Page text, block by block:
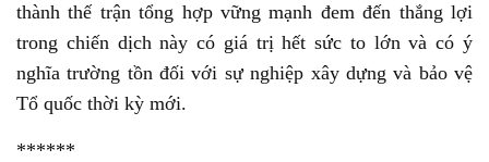
thành thế trận tổng hợp vững mạnh đem đến thắng lợi
trong chiến dịch này có giá trị hết sức to lớn và có ý
nghĩa trường tồn đối với sự nghiệp xây dựng và bảo vệ
Tổ quốc thời kỳ mới.
******